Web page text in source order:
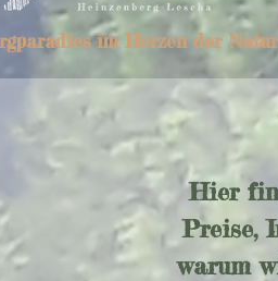
im Herzen der Natur
Hier
Preise,
warum